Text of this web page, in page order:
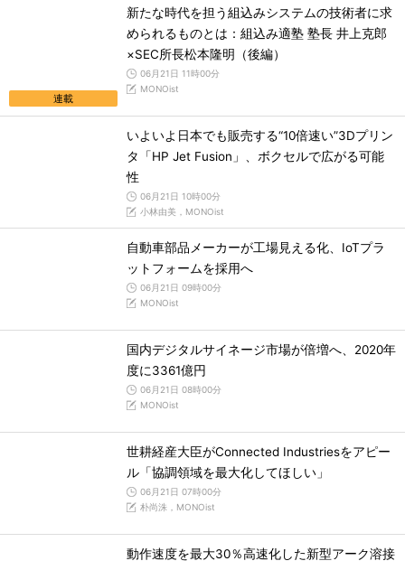
連載
新たな時代を担う組込みシステムの技術者に求
められるものとは：組込み適塾 塾長 井上克郎
×SEC所長松本隆明（後編）
06月21日 11時00分
MONOist
いよいよ日本でも販売する“10倍速い”3Dプリン
タ「HP Jet Fusion」、ボクセルで広がる可能
性
06月21日 10時00分
小林由美，MONOist
自動車部品メーカーが工場見える化、IoTプラ
ットフォームを採用へ
06月21日 09時00分
MONOist
国内デジタルサイネージ市場が倍増へ、2020年
度に3361億円
06月21日 08時00分
MONOist
世耕経産大臣がConnected Industriesをアピー
ル「協調領域を最大化してほしい」
06月21日 07時00分
朴尚洙，MONOist
動作速度を最大30％高速化した新型アーク溶接